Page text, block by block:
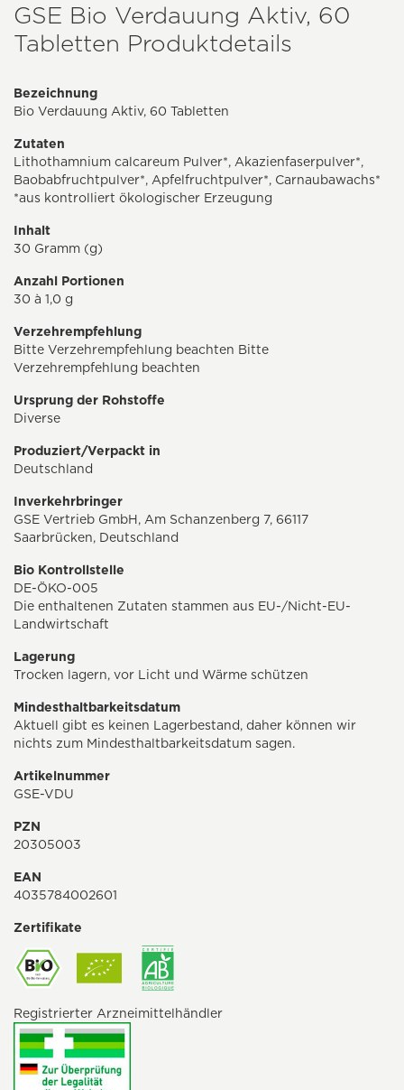
GSE Bio Verdauung Aktiv, 60
Tabletten Produktdetails
Bezeichnung
Bio Verdauung Aktiv, 60 Tabletten
Zutaten
Lithothamnium calcareum Pulver*, Akazienfaserpulver*,
Baobabfruchtpulver*, Apfelfruchtpulver*, Carnaubawachs*
*aus kontrolliert ökologischer Erzeugung
Inhalt
30 Gramm (g)
Anzahl Portionen
30 à 1,0 g
Verzehrempfehlung
Bitte Verzehrempfehlung beachten Bitte
Verzehrempfehlung beachten
Ursprung der Rohstoffe
Diverse
Produziert/Verpackt in
Deutschland
Inverkehrbringer
GSE Vertrieb GmbH, Am Schanzenberg 7, 66117
Saarbrücken, Deutschland
Bio Kontrollstelle
DE-ÖKO-005
Die enthaltenen Zutaten stammen aus EU-/Nicht-EU-
Landwirtschaft
Lagerung
Trocken lagern, vor Licht und Wärme schützen
Mindesthaltbarkeitsdatum
Aktuell gibt es keinen Lagerbestand, daher können wir
nichts zum Mindesthaltbarkeitsdatum sagen.
Artikelnummer
GSE-VDU
PZN
20305003
EAN
4035784002601
Zertifikate
Registrierter Arzneimittelhändler